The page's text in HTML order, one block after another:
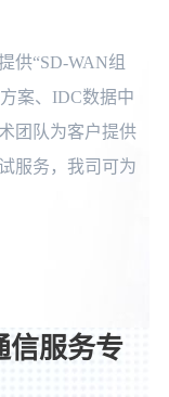
供“SD-WAN组
案、IDC数据中
团队为客户提供
服务，我司可为
信服务专